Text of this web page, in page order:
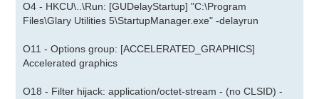
O4 - HKCU\..\Run: [GUDelayStartup] "C:\Program
Files\Glary Utilities 5\StartupManager.exe" -delayrun
O11 - Options group: [ACCELERATED_GRAPHICS]
Accelerated graphics
O18 - Filter hijack: application/octet-stream - (no CLSID) -